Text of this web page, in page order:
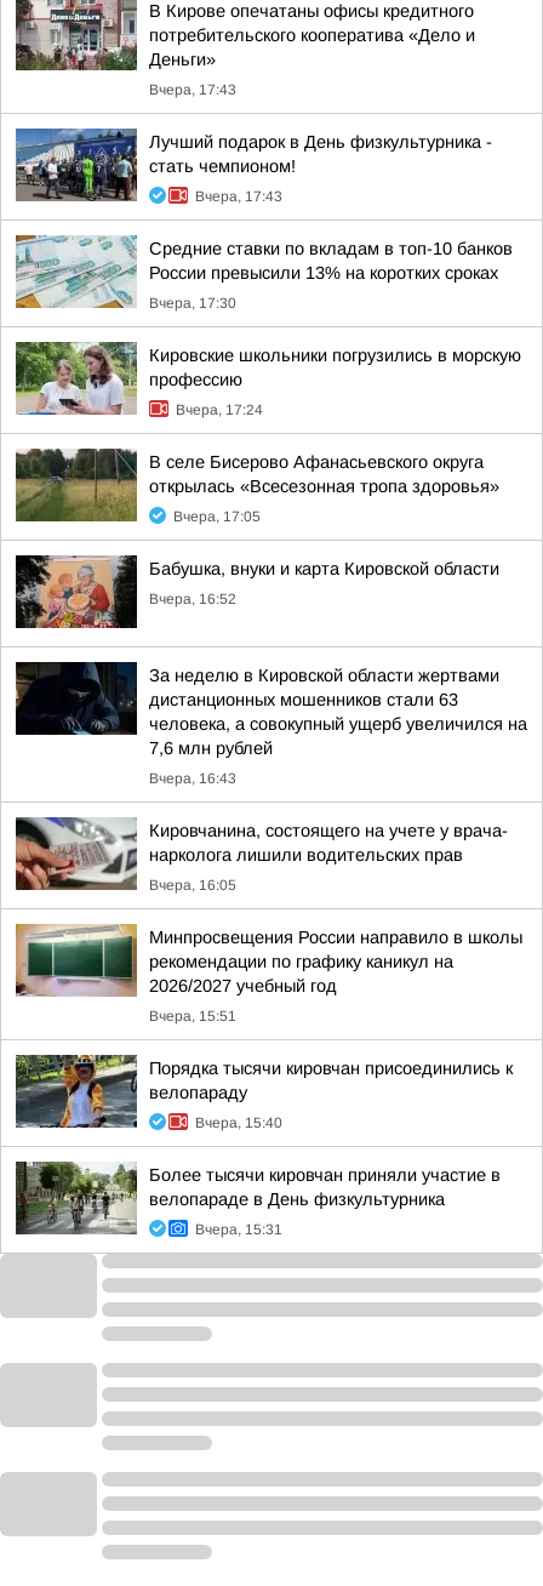
В Кирове опечатаны офисы кредитного
потребительского кооператива «Дело и
Деньги»
Вчера, 17:43
Лучший подарок в День физкультурника -
стать чемпионом!
Вчера, 17:43
Средние ставки по вкладам в топ-10 банков
России превысили 13% на коротких сроках
Вчера, 17:30
Кировские школьники погрузились в морскую
профессию
Вчера, 17:24
В селе Бисерово Афанасьевского округа
открылась «Всесезонная тропа здоровья»
Вчера, 17:05
Бабушка, внуки и карта Кировской области
Вчера, 16:52
За неделю в Кировской области жертвами
дистанционных мошенников стали 63
человека, а совокупный ущерб увеличился на
7,6 млн рублей
Вчера, 16:43
Кировчанина, состоящего на учете у врача-
нарколога лишили водительских прав
Вчера, 16:05
Минпросвещения России направило в школы
рекомендации по графику каникул на
2026/2027 учебный год
Вчера, 15:51
Порядка тысячи кировчан присоединились к
велопараду
Вчера, 15:40
Более тысячи кировчан приняли участие в
велопараде в День физкультурника
Вчера, 15:31